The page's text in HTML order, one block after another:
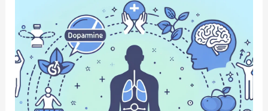
팁,
숙
면
을
돕